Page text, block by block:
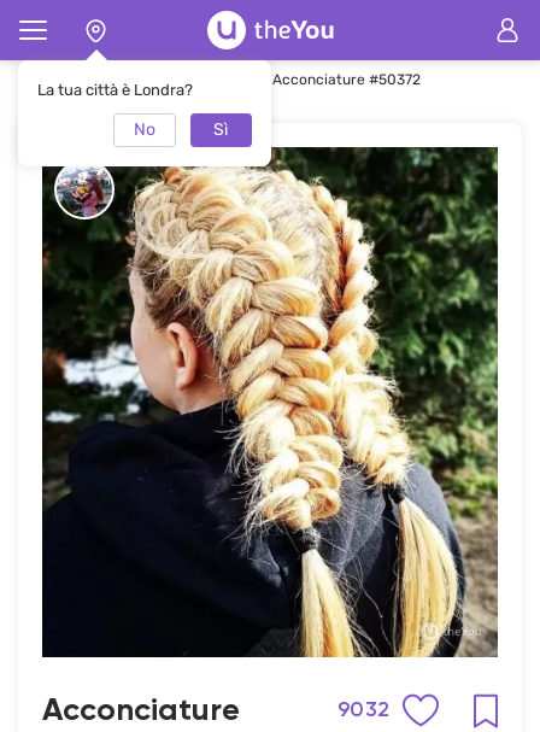
La tua città è Londra?
No Sì
Pagina principale Acconciature Acconciature #50372
Acconciature
9032